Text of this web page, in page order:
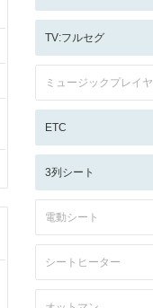
TV:フルセグ
ミュージックプレイ
ETC
3列シート
電動シート
シートヒーター